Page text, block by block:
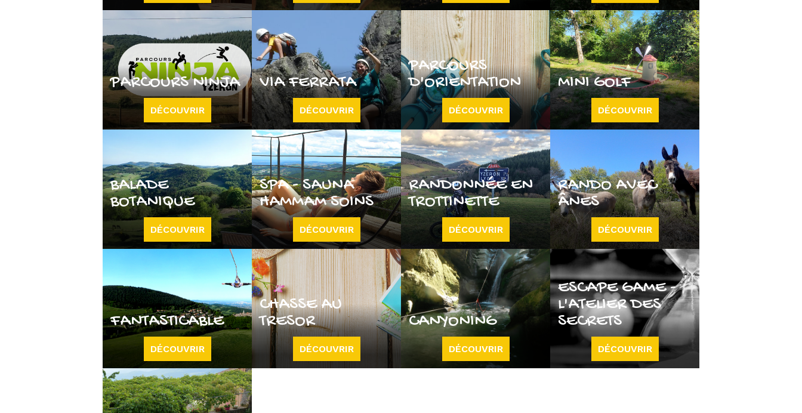
PARCOURS NINJA
DÉCOUVRIR
VIA FERRATA
DÉCOUVRIR
PARCOURS
D'ORIENTATION
DÉCOUVRIR
MINI GOLF
DÉCOUVRIR
BALADE
BOTANIQUE
DÉCOUVRIR
SPA - SAUNA
HAMMAM SOINS
DÉCOUVRIR
RANDONNÉE EN
TROTTINETTE
DÉCOUVRIR
RANDO AVEC
ÂNES
DÉCOUVRIR
FANTASTICABLE
DÉCOUVRIR
CHASSE AU
TRESOR
DÉCOUVRIR
CANYONING
DÉCOUVRIR
ESCAPE GAME -
L'ATELIER DES
SECRETS
DÉCOUVRIR